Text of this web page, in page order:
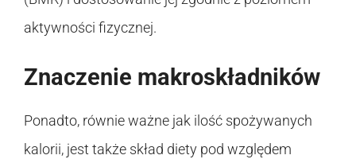
aktywności fizycznej.
Znaczenie makroskładników
Ponadto, równie ważne jak ilość spożywanych
kalorii, jest także skład diety pod względem